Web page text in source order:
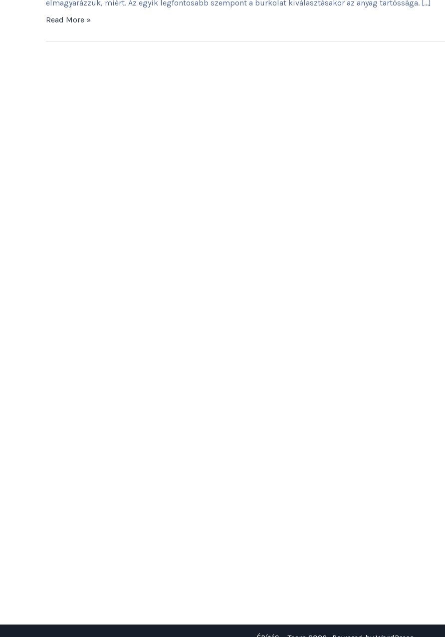
elmagyarázzuk, miért. Az egyik legfontosabb szempont a burkolat kiválasztásakor az anyag tartóssága. […]
Read More »